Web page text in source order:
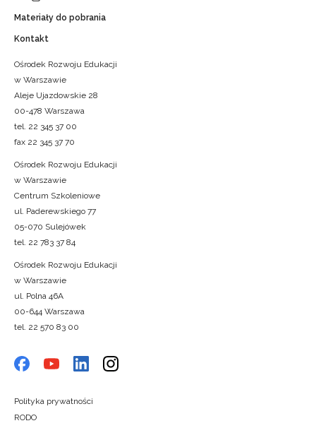
Materiały do pobrania
Kontakt
Ośrodek Rozwoju Edukacji
w Warszawie
Aleje Ujazdowskie 28
00-478 Warszawa
tel. 22 345 37 00
fax 22 345 37 70
Ośrodek Rozwoju Edukacji
w Warszawie
Centrum Szkoleniowe
ul. Paderewskiego 77
05-070 Sulejówek
tel. 22 783 37 84
Ośrodek Rozwoju Edukacji
w Warszawie
ul. Polna 46A
00-644 Warszawa
tel. 22 570 83 00
Polityka prywatności
RODO